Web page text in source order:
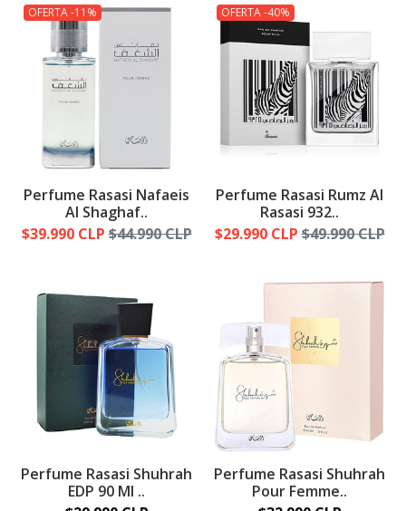
OFERTA -11%
Perfume Rasasi Nafaeis
Al Shaghaf..
$39.990 CLP $44.990 CLP
OFERTA -40%
Perfume Rasasi Rumz Al
Rasasi 932..
$29.990 CLP $49.990 CLP
Perfume Rasasi Shuhrah
EDP 90 Ml ..
Perfume Rasasi Shuhrah
Pour Femme..